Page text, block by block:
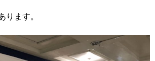
ります。